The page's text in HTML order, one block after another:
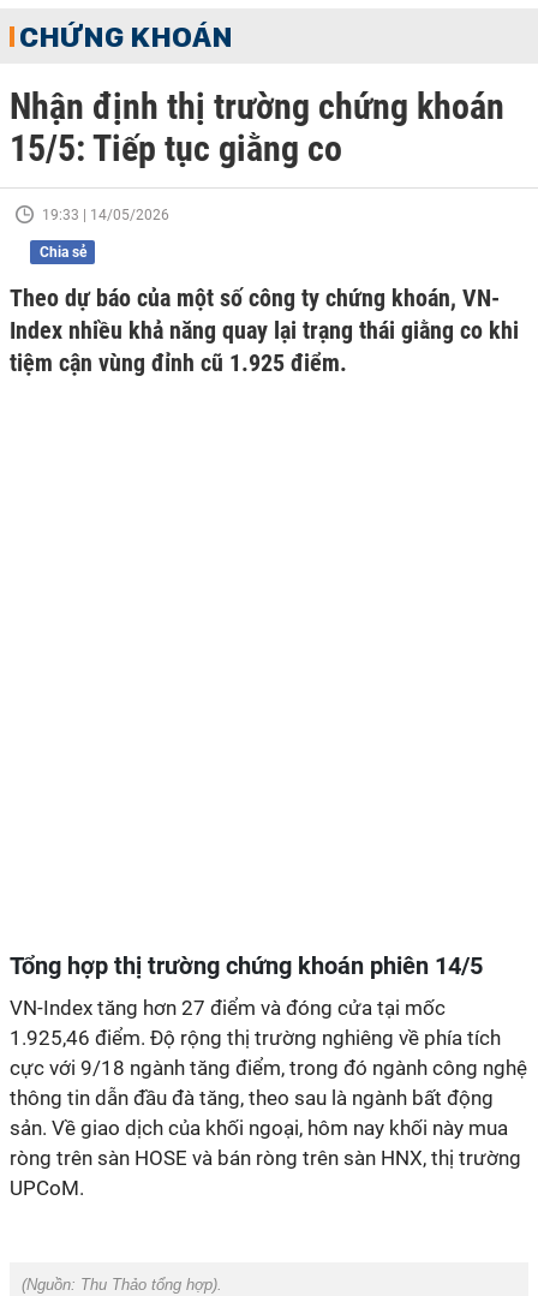
CHỨNG KHOÁN
Nhận định thị trường chứng khoán
15/5: Tiếp tục giằng co
19:33 | 14/05/2026
Chia sẻ
Theo dự báo của một số công ty chứng khoán, VN-
Index nhiều khả năng quay lại trạng thái giằng co khi
tiệm cận vùng đỉnh cũ 1.925 điểm.
Tổng hợp thị trường chứng khoán phiên 14/5
VN-Index tăng hơn 27 điểm và đóng cửa tại mốc
1.925,46 điểm. Độ rộng thị trường nghiêng về phía tích
cực với 9/18 ngành tăng điểm, trong đó ngành công nghệ
thông tin dẫn đầu đà tăng, theo sau là ngành bất động
sản. Về giao dịch của khối ngoại, hôm nay khối này mua
ròng trên sàn HOSE và bán ròng trên sàn HNX, thị trường
UPCoM.
(Nguồn: Thu Thảo tổng hợp).